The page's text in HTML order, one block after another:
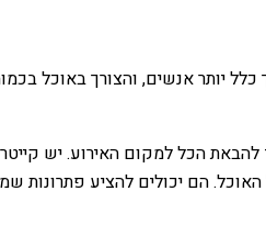
יותר אנשים, והצורך באוכל
הכל למקום האירוע. יש
הם יכולים להציע פתרונות